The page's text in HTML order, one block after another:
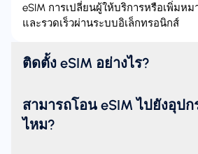
eSIM การเปลี่ยนผู้ให้บริการหรือเพิ่มหม
และรวดเร็วผ่านระบบอิเล็กทรอนิกส์
ติดตั้ง eSIM อย่างไร?
สามารถโอน eSIM ไปยังอุป
ไหม?